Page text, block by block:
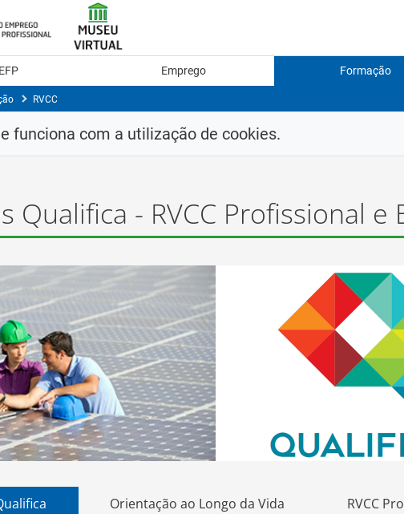
Emprego Formação
RVCC
funciona com a utilização de cookies.
Qualifica - RVCC Profissional e
Orientação ao Longo da Vida RVCC